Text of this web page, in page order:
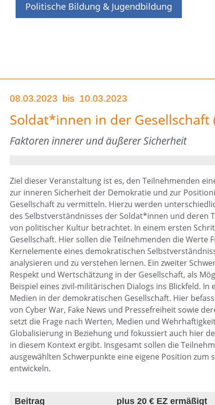
Politische Bildung & Jugendbildung
08.03.2023 bis 10.03.2023
Soldat*innen in der Gesellschaft
Faktoren innerer und äußerer Sicherheit
Ziel dieser Veranstaltung ist es, den Teilnehmenden
zur inneren Sicherheit der Demokratie und zur
Gesellschaft zu vermitteln. Hierzu werden
des Selbstverständnisses der Soldat*innen und deren
von politischer Kultur betrachtet. In einem ersten
Gesellschaft. Hier sollen die Teilnehmenden die Werte
Kernelemente eines demokratischen
analysieren und zu verstehen lernen. Ein zweiter
Respekt und Wertschätzung in der Gesellschaft, als
Beispiel eines zivil-militärischen Dialogs ins Blickfeld.
Medien in der demokratischen Gesellschaft. Hier
von Cyber War, Fake News und Pressefreiheit sowie
setzt die Frage nach Werten, Medien und
Globalisierung in Beziehung und fokussiert auch hier
in diesem Kontext ergibt. Insgesamt sollen die
ausgewählten Schwerpunkte eine eigene Position
entwickeln.
Beitrag plus 20 € EZ ermäßigt